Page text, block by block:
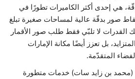
هي إحدى أكثر الكاميرات تطورًا في
صور بدقّة عالية لمساحات صغيرة تبلغ
القدرات لا تلبّي فقط طلب صور الأقمار
بل تعزز أيضًا مكانة الإمارات
المتقدّمة.
(محمد بن زايد سات) خدمات متطورة